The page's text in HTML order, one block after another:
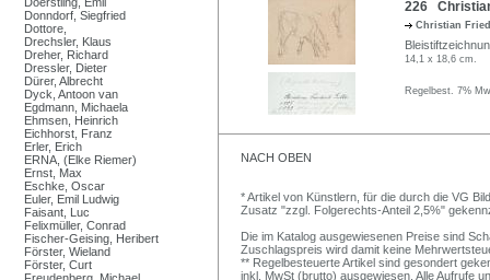
Donndorf, Siegfried
Dottore,
Drechsler, Klaus
Dreher, Richard
Dressler, Dieter
Dürer, Albrecht
Dyck, Antoon van
Egdmann, Michaela
Ehmsen, Heinrich
Eichhorst, Franz
Erler, Erich
ERNA, (Elke Riemer)
Ernst, Max
Eschke, Oscar
Euler, Emil Ludwig
Faisant, Luc
Felixmüller, Conrad
Fischer-Geising, Heribert
Förster, Wieland
Förster, Curt
226
Christian
14,1 x 18,6 cm.
Regelbest. 7%
NACH OBEN
* Artikel von Künstlern, für die durch die VG
Zusatz "zzgl. Folgerechts-Anteil 2,5%"
Die im Katalog ausgewiesenen Preise sind
Zuschlagspreis wird damit keine
** Regelbesteuerte Artikel sind gesondert
inkl. MwSt (brutto) ausgewiesen. Alle Aufrufe